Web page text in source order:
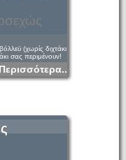
(χωρίς διχτάκι
σας περιμένουν!